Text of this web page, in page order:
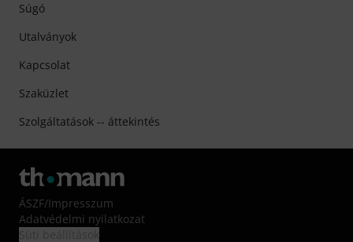
Súgó
Utalványok
Kapcsolat
Szaküzlet
Szolgáltatások -- áttekintés
ÁSZF/Impresszum
Adatvédelmi nyilatkozat